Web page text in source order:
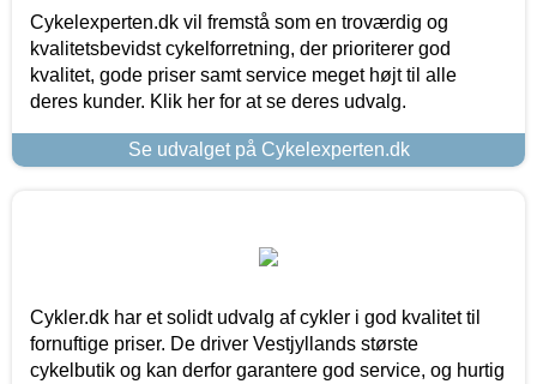
Cykelexperten.dk vil fremstå som en troværdig og
kvalitetsbevidst cykelforretning, der prioriterer god
kvalitet, gode priser samt service meget højt til alle
deres kunder. Klik her for at se deres udvalg.
Se udvalget på Cykelexperten.dk
Cykler.dk har et solidt udvalg af cykler i god kvalitet til
fornuftige priser. De driver Vestjyllands største
cykelbutik og kan derfor garantere god service, og hurtig